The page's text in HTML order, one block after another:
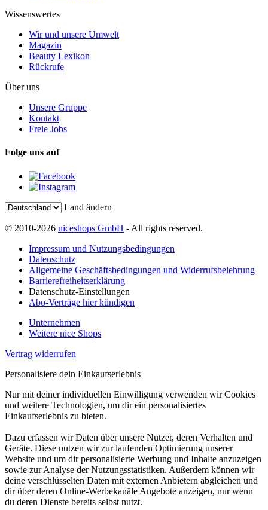
Wissenswertes
Wir und unsere Umwelt
Magazin
Beauty Lexikon
Rückrufe
Über uns
Unsere Gruppe
Kontakt
Freie Jobs
Folge uns auf
Land ändern
© 2010-2026 niceshops GmbH - All rights reserved.
Impressum und Nutzungsbedingungen
Datenschutz
Allgemeine Geschäftsbedingungen und Widerrufsbelehrung
Barrierefreiheitserklärung
Datenschutz-Einstellungen
Abo-Verträge hier kündigen
Unternehmen
Weitere nice Shops
Vertrag widerrufen
Personalisiere dein Einkaufserlebnis
Nur mit deiner individuellen Einwilligung verwenden wir Cookies
und weitere Technologien, um dir ein personalisiertes
Einkaufserlebnis zu bieten.
Dazu erfassen wir Daten über unsere Nutzer, deren Verhalten und
Geräte. Diese nutzen wir zur laufenden Optimierung unserer
Website und um dir personalisierte Werbung und Inhalte anzuzeigen
sowie zur Analyse der Nutzungsstatistiken. Außerdem können wir
deine verschlüsselten Daten mit externen Anbietern abgleichen und
dir über deren Online-Werbekanäle Angebote anzeigen, nur wenn
du deren Dienste bereits selbst nutzt.